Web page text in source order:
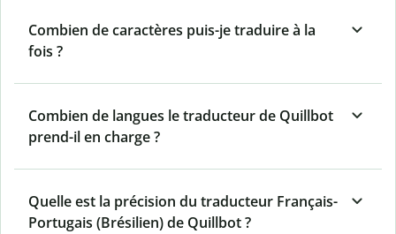
Combien de caractères puis-je traduire à la
fois ?
Combien de langues le traducteur de Quillbot
prend-il en charge ?
Quelle est la précision du traducteur Français-
Portugais (Brésilien) de Quillbot ?